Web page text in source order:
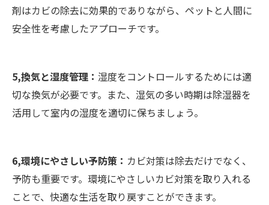
剤はカビの除去に効果的でありながら、ペットと人間に
安全性を考慮したアプローチです。
5,換気と湿度管理： 湿度をコントロールするためには適
切な換気が必要です。また、湿気の多い時期は除湿器を
活用して室内の湿度を適切に保ちましょう。
6,環境にやさしい予防策： カビ対策は除去だけでなく、
予防も重要です。環境にやさしいカビ対策を取り入れる
ことで、快適な生活を取り戻すことができます。